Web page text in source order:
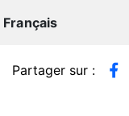
Partager sur :